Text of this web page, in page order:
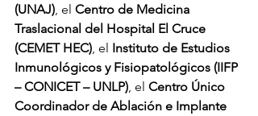
(UNAJ) , el Centro de Medicina
Traslacional del Hospital El Cruce
(CEMET HEC) , el Instituto de Estudios
Inmunológicos y Fisiopatológicos (IIFP
– CONICET – UNLP) , el Centro Único
Coordinador de Ablación e Implante